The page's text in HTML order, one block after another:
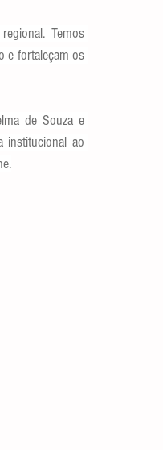
Temos
e fortaleçam os
de Souza e
institucional ao